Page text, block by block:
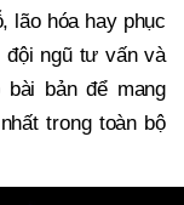
lão hóa hay phục
đội ngũ tư vấn và
bản để mang
trong toàn bộ